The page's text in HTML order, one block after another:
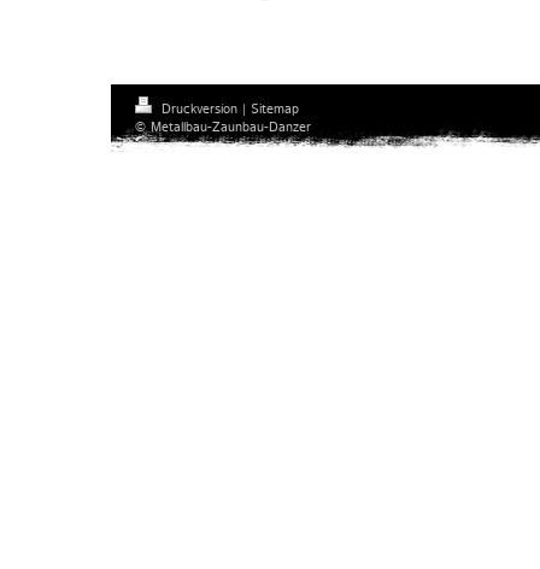
Druckversion | Sitemap
© Metallbau-Zaunbau-Danzer